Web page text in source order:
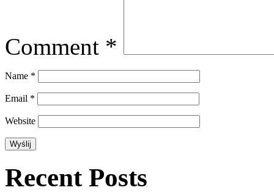
Comment *
Name *
Email *
Website
Recent Posts